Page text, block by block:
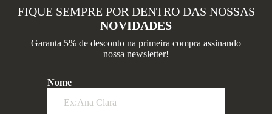
FIQUE SEMPRE POR DENTRO DAS NOSSAS
NOVIDADES
Garanta 5% de desconto na primeira compra assinando
nossa newsletter!
Nome